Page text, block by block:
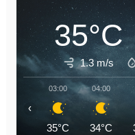
35°C
1.3 m/s
03:00
35°C
04:00
34°C
‹